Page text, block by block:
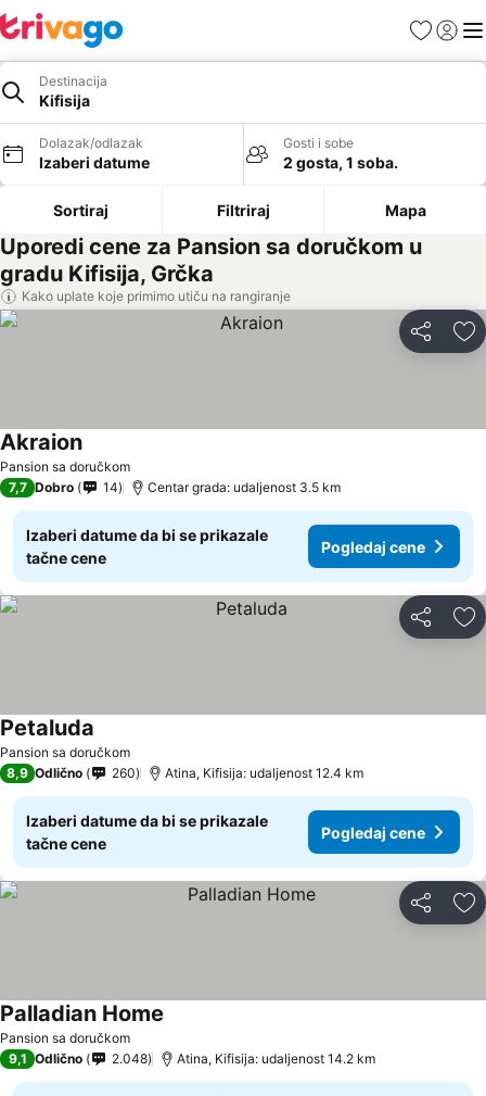
FavoritiPrijavi
Destinacija
Kifisija
Dolazak/odlazak
Izaberi datume
Gosti i sobe
2 gosta, 1 soba.
Sortiraj Filtriraj Mapa
Uporedi cene za Pansion sa doručkom u
gradu Kifisija, Grčka
Kako uplate koje primimo utiču na rangiranje
Deli
Pansion sa doručkom
AkraionPogledaj cene
7,7 Dobro 14 Centar grada: udaljenost 3.5 km
Izaberi datume da bi se prikazale
tačne cene
Pogledaj cene
Deli
Pansion sa doručkom
Petaluda
8,9 Odlično 260 Atina, Kifisija: udaljenost 12.4 km
Izaberi datume da bi se prikazale
tačne cene
Pogledaj cene
Deli
Pansion sa doručkom
Palladian Home
9,1 Odlično 2.048 Atina, Kifisija: udaljenost 14.2 km